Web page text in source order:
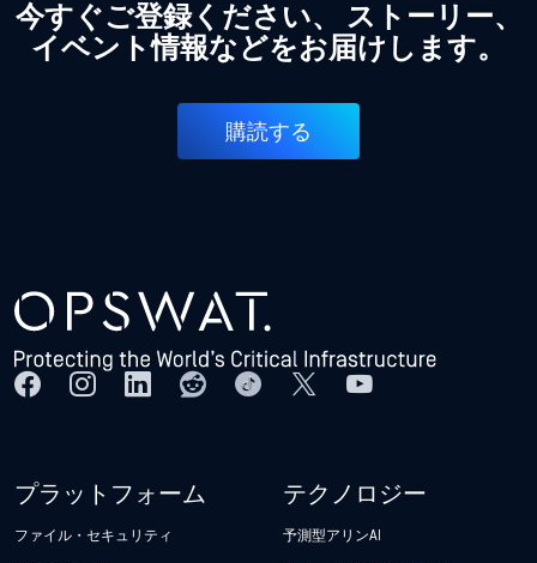
今すぐご登録ください、 ストーリー、
イベント情報などをお届けします。
購読する
プラットフォーム
ファイル・セキュリティ
テクノロジー
予測型アリンAI